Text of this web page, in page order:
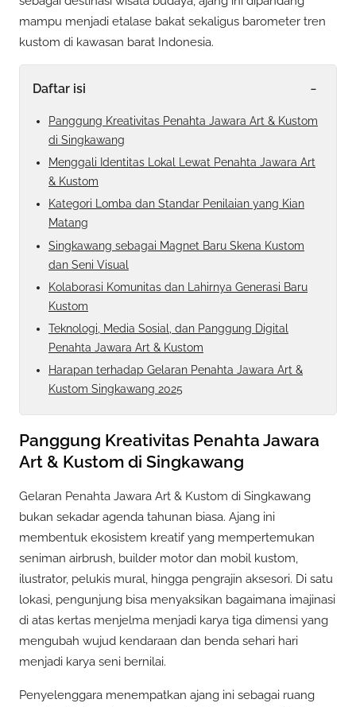
mampu menjadi etalase bakat sekaligus barometer tren
kustom di kawasan barat Indonesia.
Daftar isi -
Panggung Kreativitas Penahta Jawara Art & Kustom
di Singkawang
Menggali Identitas Lokal Lewat Penahta Jawara Art
& Kustom
Kategori Lomba dan Standar Penilaian yang Kian
Matang
Singkawang sebagai Magnet Baru Skena Kustom
dan Seni Visual
Kolaborasi Komunitas dan Lahirnya Generasi Baru
Kustom
Teknologi, Media Sosial, dan Panggung Digital
Penahta Jawara Art & Kustom
Harapan terhadap Gelaran Penahta Jawara Art &
Kustom Singkawang 2025
Panggung Kreativitas Penahta Jawara
Art & Kustom di Singkawang
Gelaran Penahta Jawara Art & Kustom di Singkawang
bukan sekadar agenda tahunan biasa. Ajang ini
membentuk ekosistem kreatif yang mempertemukan
seniman airbrush, builder motor dan mobil kustom,
ilustrator, pelukis mural, hingga pengrajin aksesori. Di satu
lokasi, pengunjung bisa menyaksikan bagaimana imajinasi
di atas kertas menjelma menjadi karya tiga dimensi yang
mengubah wujud kendaraan dan benda sehari hari
menjadi karya seni bernilai.
Penyelenggara menempatkan ajang ini sebagai ruang